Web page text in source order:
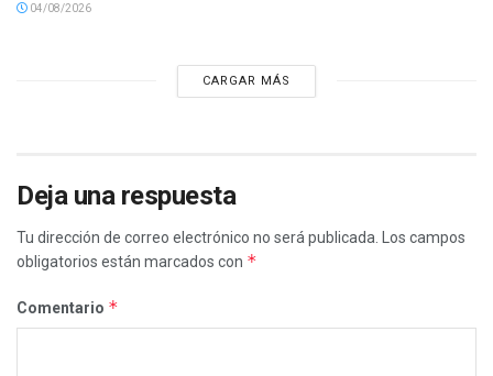
04/08/2026
CARGAR MÁS
Deja una respuesta
Tu dirección de correo electrónico no será publicada.
Los campos
obligatorios están marcados con *
Comentario *